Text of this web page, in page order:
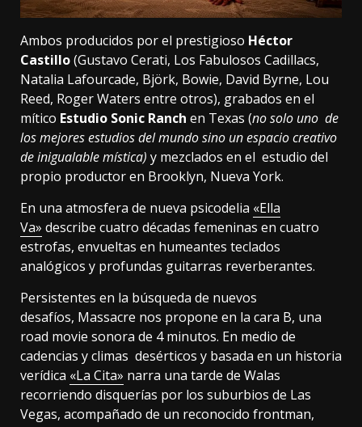
Ambos producidos por el prestigioso Héctor
Castillo(Gustavo Cerati, Los Fabulosos Cadillacs,
Natalia Lafourcade, Björk, Bowie, David Byrne, Lou
Reed, Roger Waters entre otros), grabados en el
mítico Estudio Sonic Ranch en Texas (no solo uno de
los mejores estudios del mundo sino un espacio creativo
de inigualable mística) y mezclados en el estudio del
propio productor en Brooklyn, Nueva York.
En una atmosfera de nueva psicodelia «Ella
Va» describe cuatro décadas femeninas en cuatro
estrofas, envueltas en humeantes teclados
analógicos y profundas guitarras reverberantes.
Persistentes en la búsqueda de nuevos
desafíos, Massacre nos propone en la cara B, una
road movie sonora de 4 minutos. En medio de
cadencias y climas desérticos y basada en un historia
verídica «La Cita» narra una tarde de Walas
recorriendo disquerías por los suburbios de Las
Vegas, acompañado de un reconocido frontman,